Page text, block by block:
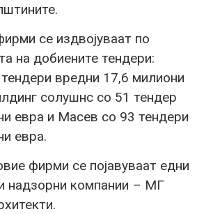
се издвојуваат по
на добиените тендери:
вредни 17,6 милиони
солушнс со 51 тендер
евра и Масев со 93 тендери
евра.
фирми се појавуваат едни
надзорни компании – МГ